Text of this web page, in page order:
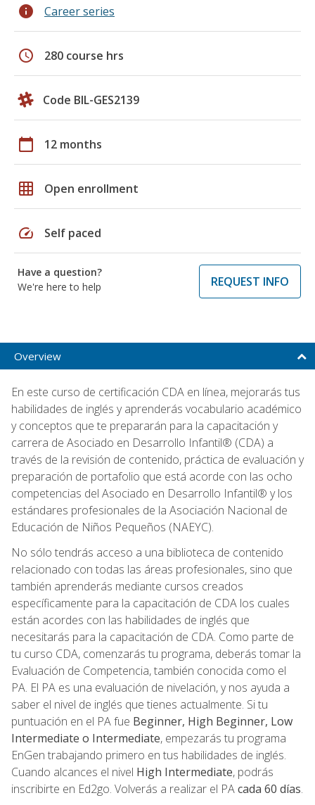
info Career series
schedule 280 course hrs
Code BIL-GES2139
calendar_today 12 months
grid_on Open enrollment
speed Self paced
Have a question?
We're here to help
REQUEST INFO
Overview
En este curso de certificación CDA en línea, mejorarás tus
habilidades de inglés y aprenderás vocabulario académico
y conceptos que te prepararán para la capacitación y
carrera de Asociado en Desarrollo Infantil® (CDA) a
través de la revisión de contenido, práctica de evaluación y
preparación de portafolio que está acorde con las ocho
competencias del Asociado en Desarrollo Infantil® y los
estándares profesionales de la Asociación Nacional de
Educación de Niños Pequeños (NAEYC).
No sólo tendrás acceso a una biblioteca de contenido
relacionado con todas las áreas profesionales, sino que
también aprenderás mediante cursos creados
específicamente para la capacitación de CDA los cuales
están acordes con las habilidades de inglés que
necesitarás para la capacitación de CDA. Como parte de
tu curso CDA, comenzarás tu programa, deberás tomar la
Evaluación de Competencia, también conocida como el
PA. El PA es una evaluación de nivelación, y nos ayuda a
saber el nivel de inglés que tienes actualmente. Si tu
puntuación en el PA fue Beginner, High Beginner, Low
Intermediate o Intermediate, empezarás tu programa
EnGen trabajando primero en tus habilidades de inglés.
Cuando alcances el nivel High Intermediate, podrás
inscribirte en Ed2go. Volverás a realizar el PAcada 60 días.